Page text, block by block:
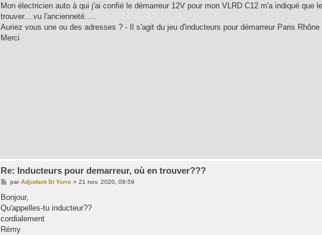
a
g
Mon électricien auto à qui j'ai confié le démarreur 12V pour mon VLRD C12 m'a indiqué
trouver....vu l'ancienneté.....
Auriez vous une ou des adresses ? - Il s'agit du jeu d'inducteurs pour démarreur Paris Rhône
Merci
Re: Inducteurs pour demarreur, où en trouver???
M
s
a
g
parAdjudant St Yorre» 21 nov. 2020, 09:59
Bonjour,
Qu'appelles-tu inducteur??
cordialement
Rémy